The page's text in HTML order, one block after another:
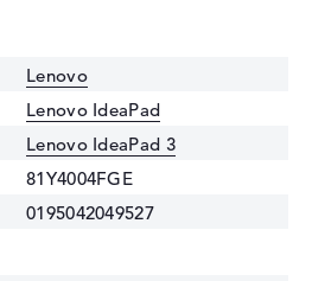
Lenovo
Lenovo IdeaPad
Lenovo IdeaPad 3
81Y4004FGE
0195042049527